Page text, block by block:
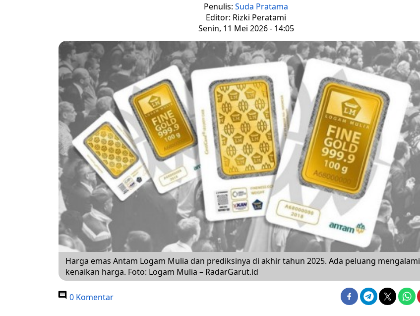
Penulis: Suda Pratama
Editor: Rizki Peratami
Senin, 11 Mei 2026 - 14:05
Harga emas Antam Logam Mulia dan prediksinya di akhir tahun 2025. Ada peluang mengalami
kenaikan harga. Foto: Logam Mulia – RadarGarut.id
0 Komentar